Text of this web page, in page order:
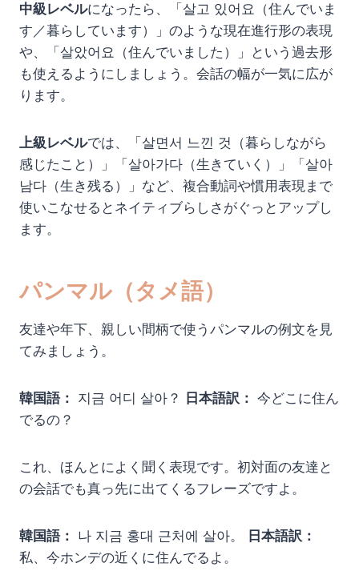
中級レベルになったら、「살고 있어요（住んでいま
す／暮らしています）」のような現在進行形の表現
や、「살았어요（住んでいました）」という過去形
も使えるようにしましょう。会話の幅が一気に広が
ります。
上級レベルでは、「살면서 느낀 것（暮らしながら
感じたこと）」「살아가다（生きていく）」「살아
남다（生き残る）」など、複合動詞や慣用表現まで
使いこなせるとネイティブらしさがぐっとアップし
ます。
パンマル（タメ語）
友達や年下、親しい間柄で使うパンマルの例文を見
てみましょう。
韓国語： 지금 어디 살아？ 日本語訳： 今どこに住ん
でるの？
これ、ほんとによく聞く表現です。初対面の友達と
の会話でも真っ先に出てくるフレーズですよ。
韓国語： 나 지금 홍대 근처에 살아。
日本語訳：
私、今ホンデの近くに住んでるよ。